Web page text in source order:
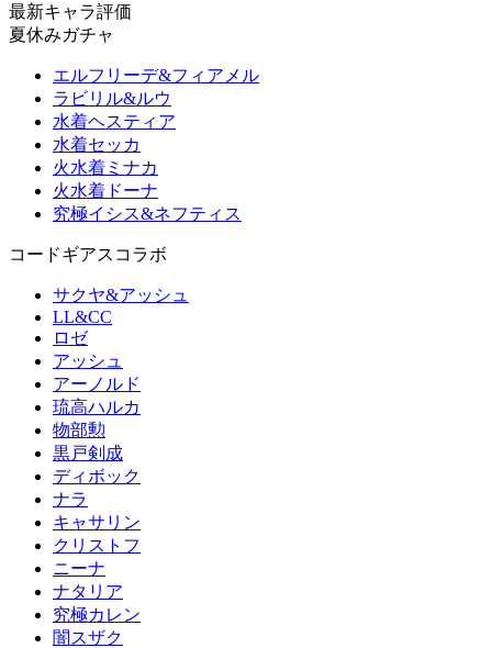
最新キャラ評価
夏休みガチャ
エルフリーデ&フィアメル
ラビリル&ルウ
水着ヘスティア
水着セッカ
火水着ミナカ
火水着ドーナ
究極イシス&ネフティス
コードギアスコラボ
サクヤ&アッシュ
LL&CC
ロゼ
アッシュ
アーノルド
琉高ハルカ
物部勲
黒戸剣成
ディボック
ナラ
キャサリン
クリストフ
ニーナ
ナタリア
究極カレン
闇スザク